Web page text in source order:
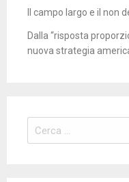
Il campo largo e il non
Dalla “risposta
nuova strategia
Ricerca
per: